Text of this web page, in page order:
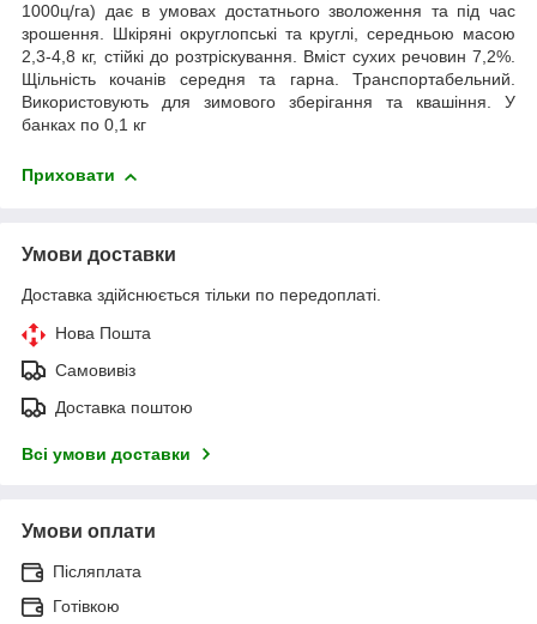
1000ц/га) дає в умовах достатнього зволоження та під час
зрошення. Шкіряні округлопські та круглі, середньою масою
2,3-4,8 кг, стійкі до розтріскування. Вміст сухих речовин 7,2%.
Щільність кочанів середня та гарна. Транспортабельний.
Використовують для зимового зберігання та квашіння. У
банках по 0,1 кг
Приховати
Умови доставки
Доставка здійснюється тільки по передоплаті.
Нова Пошта
Самовивіз
Доставка поштою
Всі умови доставки
Умови оплати
Післяплата
Готівкою